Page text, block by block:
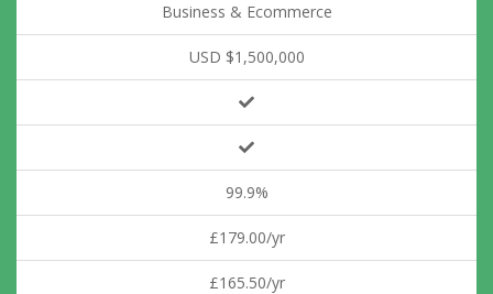
Business & Ecommerce
USD $1,500,000
99.9%
£179.00/yr
£165.50/yr